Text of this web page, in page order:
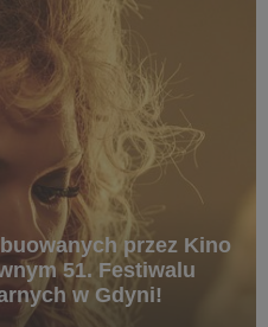
przez Kino
51. Festiwalu
w Gdyni!